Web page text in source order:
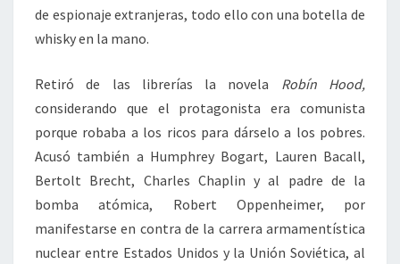
de espionaje extranjeras, todo ello con una botella de
whisky en la mano.
Retiró de las librerías la novela Robín Hood,
considerando que el protagonista era comunista
porque robaba a los ricos para dárselo a los pobres.
Acusó también a Humphrey Bogart, Lauren Bacall,
Bertolt Brecht, Charles Chaplin y al padre de la
bomba atómica, Robert Oppenheimer, por
manifestarse en contra de la carrera armamentística
nuclear entre Estados Unidos y la Unión Soviética, al